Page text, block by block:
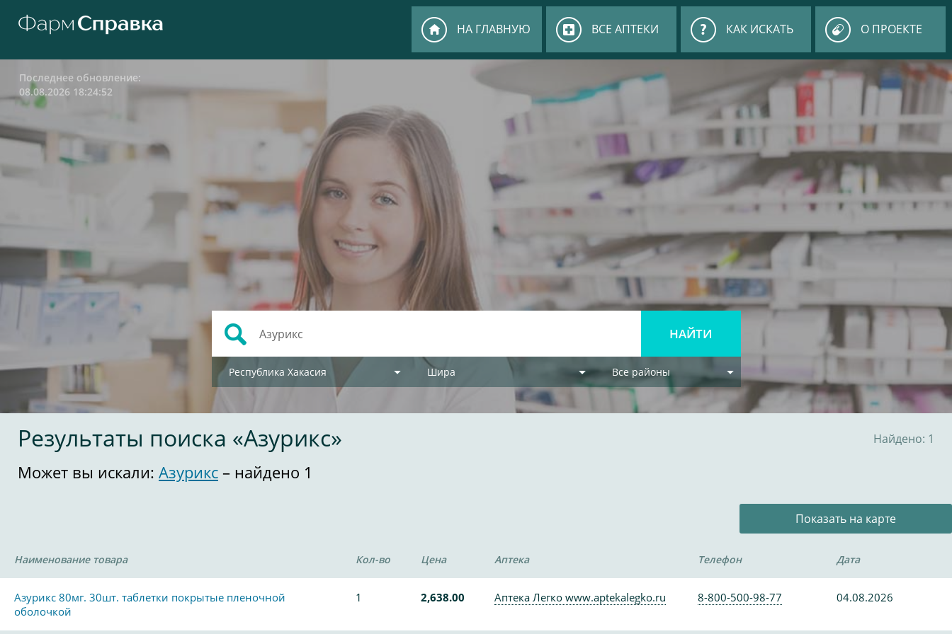
НА ГЛАВНУЮ ВСЕ АПТЕКИ КАК ИСКАТЬ О ПРОЕКТЕ
Последнее обновление:
08.08.2026 18:24:52
Республика Хакасия Шира Все районы
Результаты поиска «Азурикс» Найдено: 1
Может вы искали: Азурикс – найдено 1
Показать на карте
Наименование товара Кол-во Цена Аптека Телефон Дата
Азурикс 80мг. 30шт. таблетки покрытые пленочной
оболочкой
1 2,638.00 Аптека Легко www.aptekalegko.ru 8-800-500-98-77 04.08.2026